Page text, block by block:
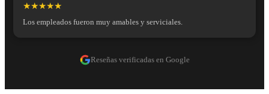
★★★★★
Los empleados fueron muy amables y serviciales.
Reseñas verificadas en Google